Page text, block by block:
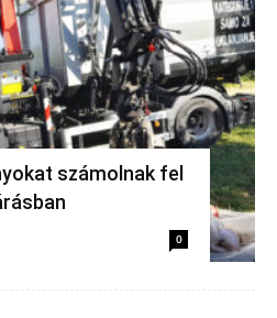
számolnak fel
0